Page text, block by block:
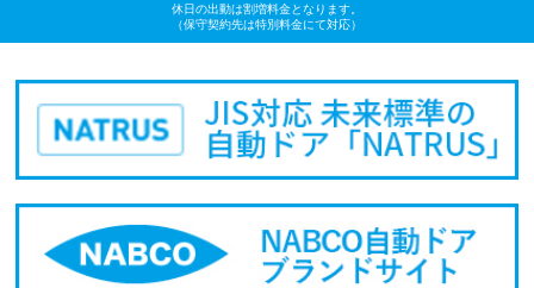
休日の出動は割増料金となります。
（保守契約先は特別料金にて対応）